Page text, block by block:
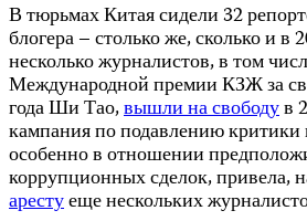
В тюрьмах Китая сидели 32
блогера – столько же, сколько и в
несколько журналистов, в том
Международной премии КЗЖ за
года Ши Тао,вышли на свободув
кампания по подавлению критики
особенно в отношении
коррупционных сделок, привела,
арестуеще нескольких